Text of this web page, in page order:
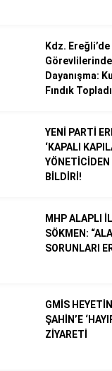
Kdz. Ereğli’de
Dayanışma:
Fındık
YENİ PARTİ
‘KAPALI
YÖNETİCİDEN
BİLDİRİ!
MHP ALAPLI
SÖKMEN:
SORUNLARI
GMİS
ŞAHİN’E
ZİYARETİ